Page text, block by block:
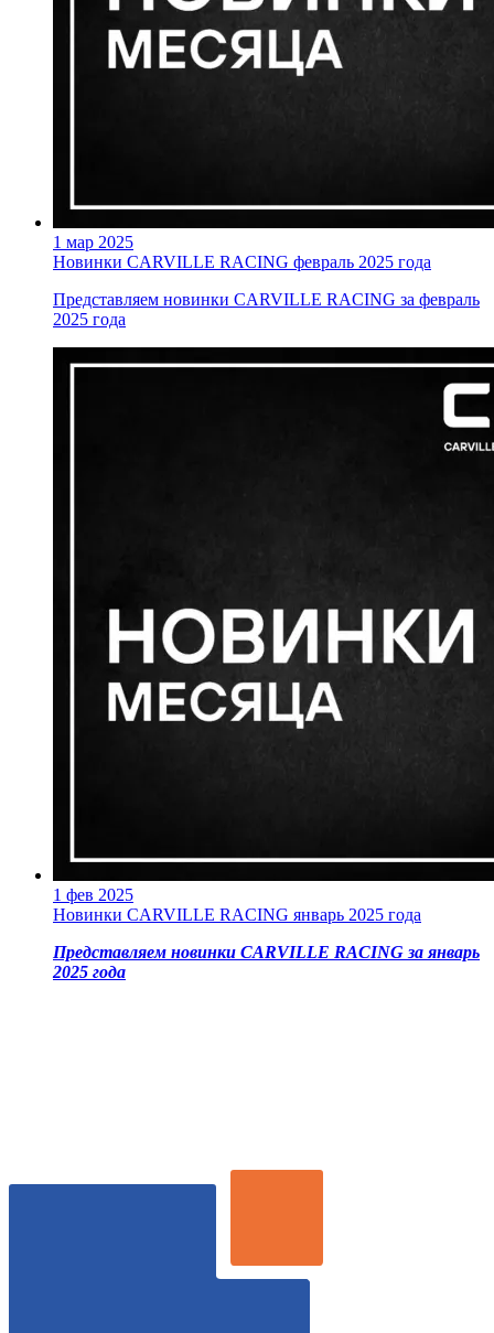
1 мар 2025
Новинки CARVILLE RACING февраль 2025 года
Представляем новинки CARVILLE RACING за февраль
2025 года
1 фев 2025
Новинки CARVILLE RACING январь 2025 года
Представляем новинки CARVILLE RACING за январь
2025 года